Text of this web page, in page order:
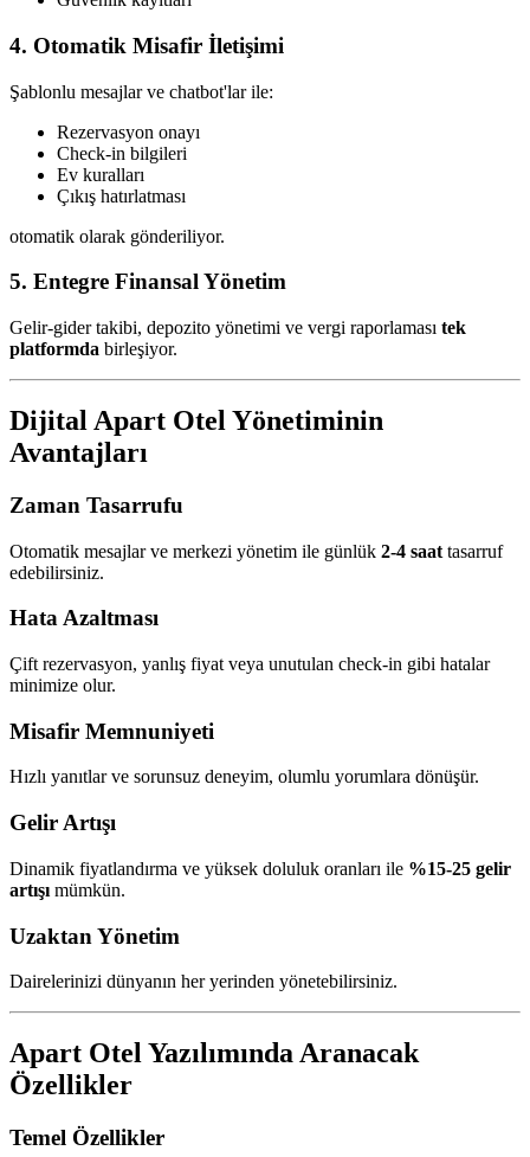
4. Otomatik Misafir İletişimi
Şablonlu mesajlar ve chatbot'lar ile:
Rezervasyon onayı
Check-in bilgileri
Ev kuralları
Çıkış hatırlatması
otomatik olarak gönderiliyor.
5. Entegre Finansal Yönetim
Gelir-gider takibi, depozito yönetimi ve vergi raporlaması tek
platformda birleşiyor.
Dijital Apart Otel Yönetiminin
Avantajları
Zaman Tasarrufu
Otomatik mesajlar ve merkezi yönetim ile günlük 2-4 saat tasarruf
edebilirsiniz.
Hata Azaltması
Çift rezervasyon, yanlış fiyat veya unutulan check-in gibi hatalar
minimize olur.
Misafir Memnuniyeti
Hızlı yanıtlar ve sorunsuz deneyim, olumlu yorumlara dönüşür.
Gelir Artışı
Dinamik fiyatlandırma ve yüksek doluluk oranları ile %15-25 gelir
artışı mümkün.
Uzaktan Yönetim
Dairelerinizi dünyanın her yerinden yönetebilirsiniz.
Apart Otel Yazılımında Aranacak
Özellikler
Temel Özellikler